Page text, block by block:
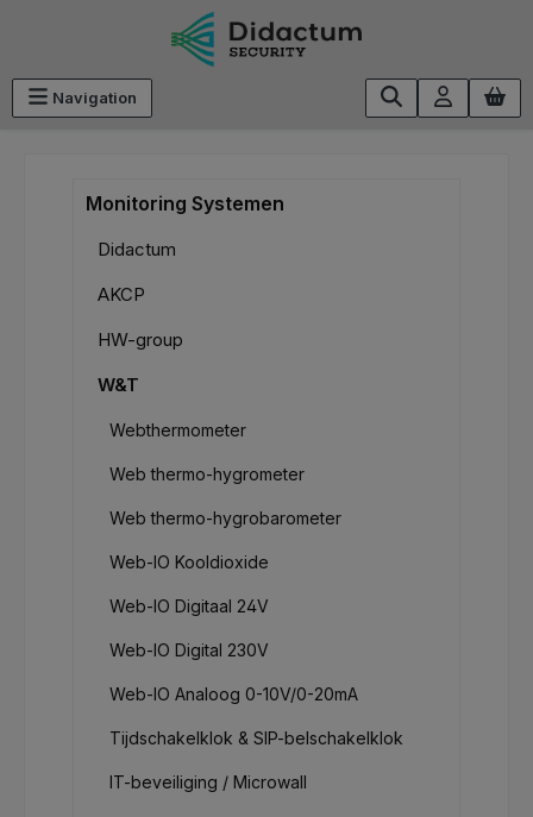
Navigation
Monitoring Systemen
Didactum
AKCP
HW-group
W&T
Webthermometer
Web thermo-hygrometer
Web thermo-hygrobarometer
Web-IO Kooldioxide
Web-IO Digitaal 24V
Web-IO Digital 230V
Web-IO Analoog 0-10V/0-20mA
Tijdschakelklok & SIP-belschakelklok
IT-beveiliging / Microwall